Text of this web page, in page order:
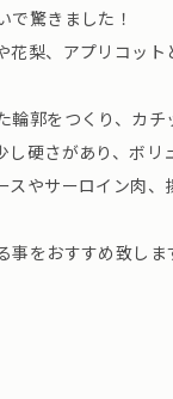
で驚きました！
花梨、アプリコッ
郭をつくり、カチ
硬さがあり、ボリ
スやサーロイン肉
事をおすすめ致し